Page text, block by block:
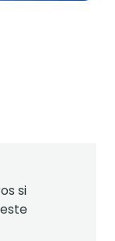
si